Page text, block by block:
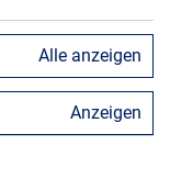
Alle anzeigen
Anzeigen